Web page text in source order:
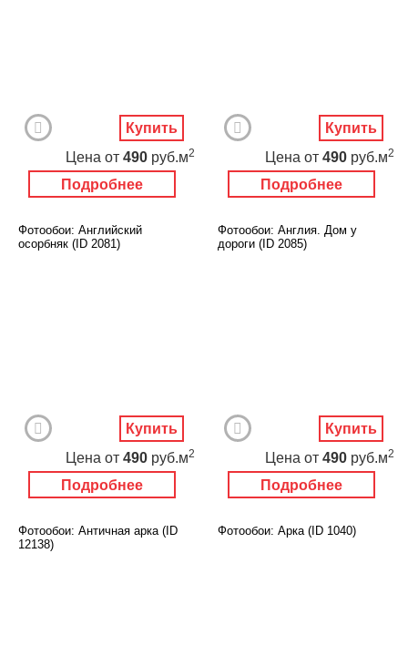
Подробнее
Цена от 490 руб.м2
Купить
Подробнее
Цена от 490 руб.м2
Купить
Фотообои: Английский
осорбняк (ID 2081)
Подробнее
Цена от 490 руб.м2
Купить
Фотообои: Англия. Дом у
дороги (ID 2085)
Подробнее
Цена от 490 руб.м2
Купить
Фотообои: Античная арка (ID
12138)
Фотообои: Арка (ID 1040)